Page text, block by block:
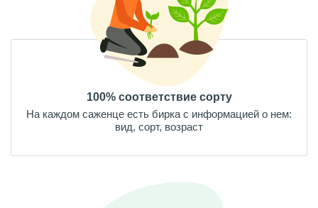
100% соответствие сорту
На каждом саженце есть бирка с информацией о нем:
вид, сорт, возраст